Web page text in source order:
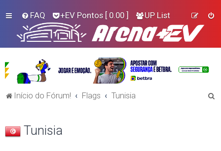
FAQ +EV Pontos [ 0.00 ] UP List
Início do Fórum! Flags Tunisia
Tunisia